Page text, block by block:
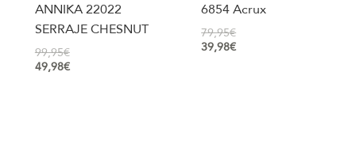
ANNIKA 22022
SERRAJE CHESNUT
99,95€
49,98€
6854 Acrux
79,95€
39,98€